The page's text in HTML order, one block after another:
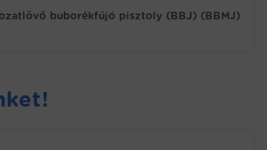
buborékfújó pisztoly (BBJ) (BBMJ)